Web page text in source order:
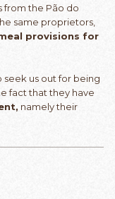
from the Pão do
same proprietors,
provisions for
seek us out for being
fact that they have
namely their